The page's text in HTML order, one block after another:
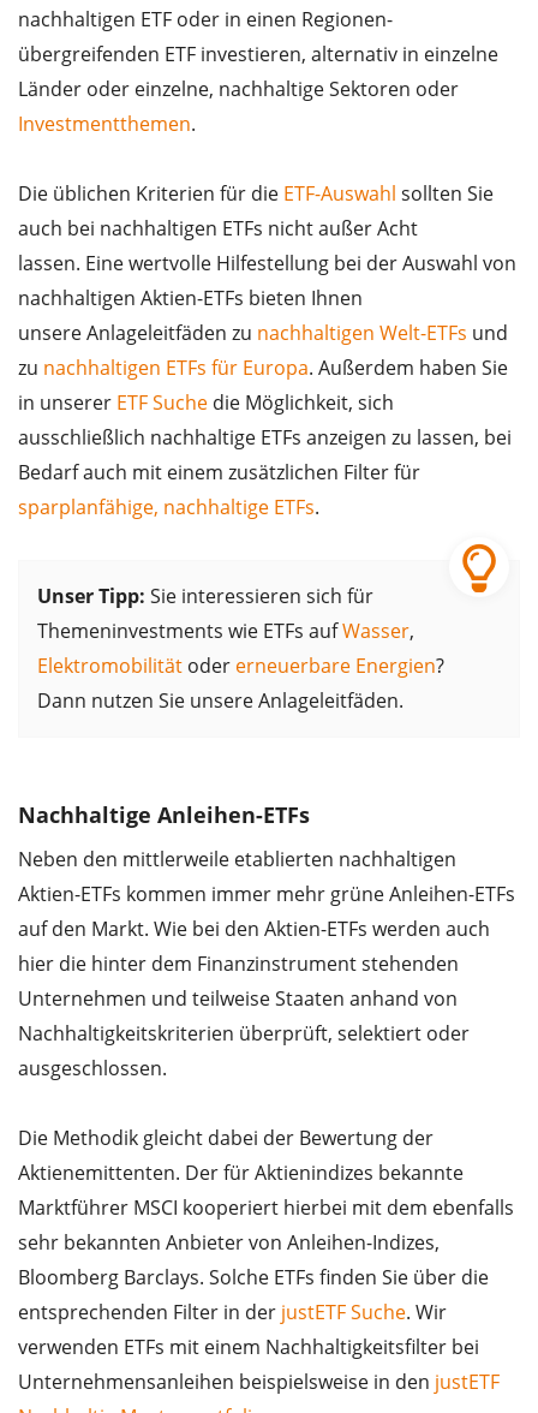
nachhaltigen ETF oder in einen Regionen-
übergreifenden ETF investieren, alternativ in einzelne
Länder oder einzelne, nachhaltige Sektoren oder
Investmentthemen.
Die üblichen Kriterien für die ETF-Auswahl sollten Sie
auch bei nachhaltigen ETFs nicht außer Acht
lassen. Eine wertvolle Hilfestellung bei der Auswahl von
nachhaltigen Aktien-ETFs bieten Ihnen
unsere Anlageleitfäden zu nachhaltigen Welt-ETFs und
zu nachhaltigen ETFs für Europa. Außerdem haben Sie
in unserer ETF Suche die Möglichkeit, sich
ausschließlich nachhaltige ETFs anzeigen zu lassen, bei
Bedarf auch mit einem zusätzlichen Filter für
sparplanfähige, nachhaltige ETFs.
Unser Tipp: Sie interessieren sich für
Themeninvestments wie ETFs aufWasser,
Elektromobilität oder erneuerbare Energien?
Dann nutzen Sie unsere Anlageleitfäden.
Nachhaltige Anleihen-ETFs
Neben den mittlerweile etablierten nachhaltigen
Aktien-ETFs kommen immer mehr grüne Anleihen-ETFs
auf den Markt. Wie bei den Aktien-ETFs werden auch
hier die hinter dem Finanzinstrument stehenden
Unternehmen und teilweise Staaten anhand von
Nachhaltigkeitskriterien überprüft, selektiert oder
ausgeschlossen.
Die Methodik gleicht dabei der Bewertung der
Aktienemittenten. Der für Aktienindizes bekannte
Marktführer MSCI kooperiert hierbei mit dem ebenfalls
sehr bekannten Anbieter von Anleihen-Indizes,
Bloomberg Barclays. Solche ETFs finden Sie über die
entsprechenden Filter in der justETF Suche. Wir
verwenden ETFs mit einem Nachhaltigkeitsfilter bei
Unternehmensanleihen beispielsweise in den justETF